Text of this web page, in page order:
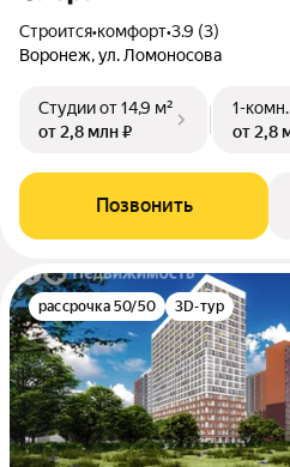
Строится•комфорт•3.9 (3)
Воронеж, ул. Ломоносова
Студииот 14,9 м²
от 2,8 млн ₽
1-комн.
от 2,8
Позвонить
рассрочка 50/50 3D-тур